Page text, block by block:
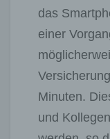
das
einer
Minuten.
und